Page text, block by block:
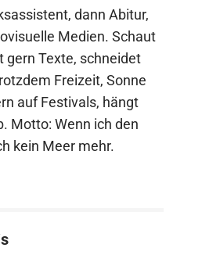
dann Abitur,
Medien. Schaut
gern Texte, schneidet
Freizeit, Sonne
auf Festivals, hängt
Motto: Wenn ich den
kein Meer mehr.